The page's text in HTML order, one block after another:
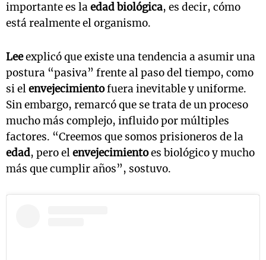
importante es laedad biológica, es decir, cómo
está realmente el organismo.
Leeexplicó que existe una tendencia a asumir una
postura “pasiva” frente al paso del tiempo, como
si elenvejecimientofuera inevitable y uniforme.
Sin embargo, remarcó que se trata de un proceso
mucho más complejo, influido por múltiples
factores. “Creemos que somos prisioneros de la
edad, pero elenvejecimientoes biológico y mucho
más que cumplir años”, sostuvo.